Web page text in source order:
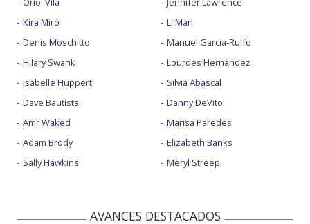
Kira Miró
Denis Moschitto
Hilary Swank
Isabelle Huppert
Dave Bautista
Amr Waked
Adam Brody
Sally Hawkins
Li Man
Manuel Garcia-Rulfo
Lourdes Hernández
Silvia Abascal
Danny DeVito
Marisa Paredes
Elizabeth Banks
Meryl Streep
AVANCES DESTACADOS